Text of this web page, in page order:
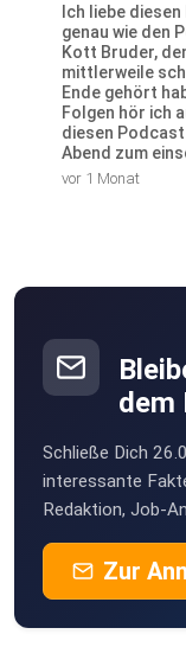
Ich liebe
genau wie den
Kott Bruder,
mittlerweile
Ende gehört
Folgen hör ich
diesen
Abend zum
vor 1 Monat
dem
Schließe Dich
interessante
Redaktion, Job-
Zur